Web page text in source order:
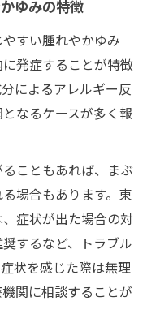
セリング重要性
の注意点を解説
スク予防策まとめ
けたい生活習慣
エクケアポイン
た際の初期対応法
受診タイミング
ゆみの特徴
すい腫れやかゆみ
発症することが特徴
によるアレルギー反
なるケースが多く報
こともあれば、まぶ
場合もあります。東
症状が出た場合の対
するなど、トラブル
状を感じた際は無理
関に相談することが